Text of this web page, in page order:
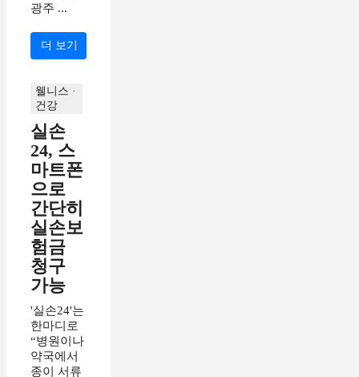
광주 ...
더 보기
웰니스 ·
건강
실손
24, 스
마트폰
으로
간단히
실손보
험금
청구
가능
'실손24'는
한마디로
“병원이나
약국에서
종이 서류